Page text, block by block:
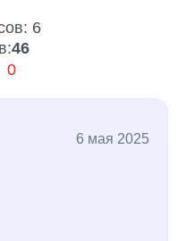
6
46
0
6 мая 2025